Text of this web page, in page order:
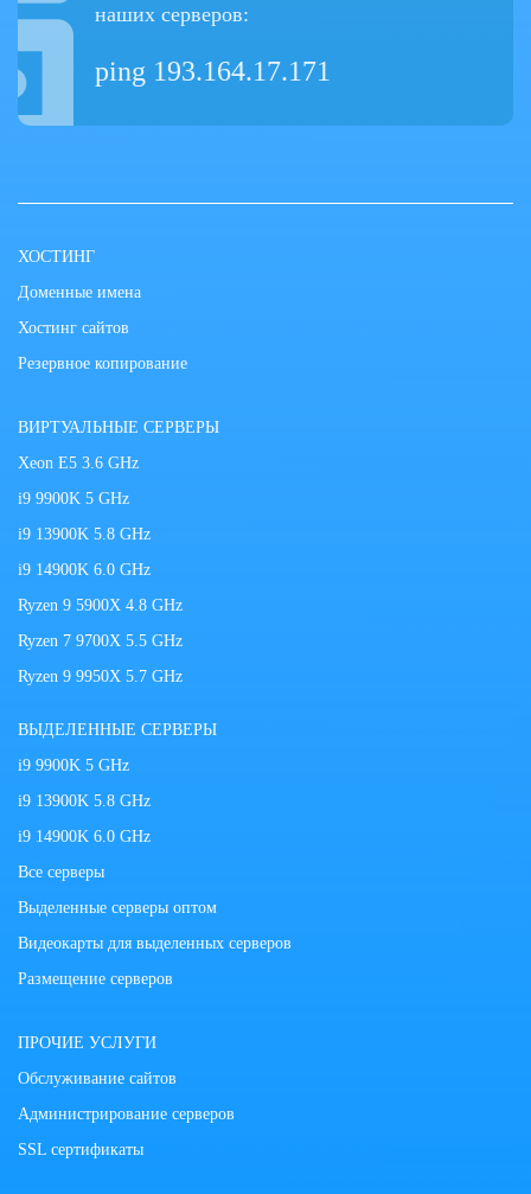
наших серверов:
ping 193.164.17.171
ХОСТИНГ
Доменные имена
Хостинг сайтов
Резервное копирование
ВИРТУАЛЬНЫЕ СЕРВЕРЫ
Xeon E5 3.6 GHz
i9 9900K 5 GHz
i9 13900K 5.8 GHz
i9 14900K 6.0 GHz
Ryzen 9 5900X 4.8 GHz
Ryzen 7 9700X 5.5 GHz
Ryzen 9 9950X 5.7 GHz
ВЫДЕЛЕННЫЕ СЕРВЕРЫ
i9 9900K 5 GHz
i9 13900K 5.8 GHz
i9 14900K 6.0 GHz
Все серверы
Выделенные серверы оптом
Видеокарты для выделенных серверов
Размещение серверов
ПРОЧИЕ УСЛУГИ
Обслуживание сайтов
Администрирование серверов
SSL сертификаты